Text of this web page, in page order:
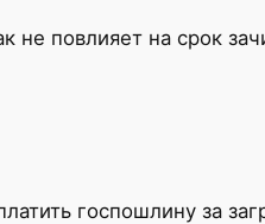
не повлияет на срок
госпошлину за